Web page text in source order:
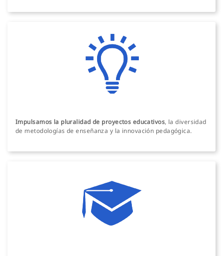
Impulsamos la pluralidad de proyectos educativos, la diversidad
de metodologías de enseñanza y la innovación pedagógica.